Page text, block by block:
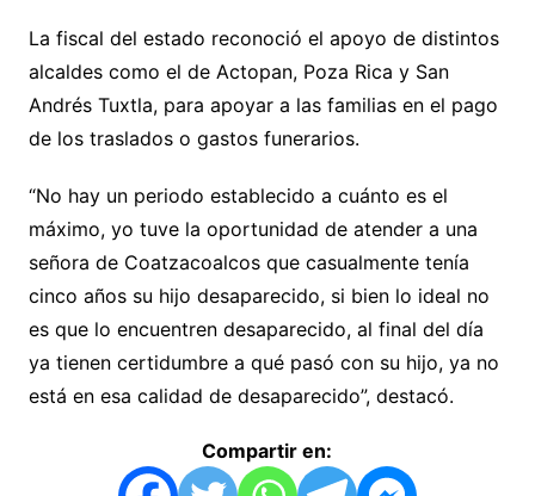
La fiscal del estado reconoció el apoyo de distintos
alcaldes como el de Actopan, Poza Rica y San
Andrés Tuxtla, para apoyar a las familias en el pago
de los traslados o gastos funerarios.
“No hay un periodo establecido a cuánto es el
máximo, yo tuve la oportunidad de atender a una
señora de Coatzacoalcos que casualmente tenía
cinco años su hijo desaparecido, si bien lo ideal no
es que lo encuentren desaparecido, al final del día
ya tienen certidumbre a qué pasó con su hijo, ya no
está en esa calidad de desaparecido”, destacó.
Compartir en: